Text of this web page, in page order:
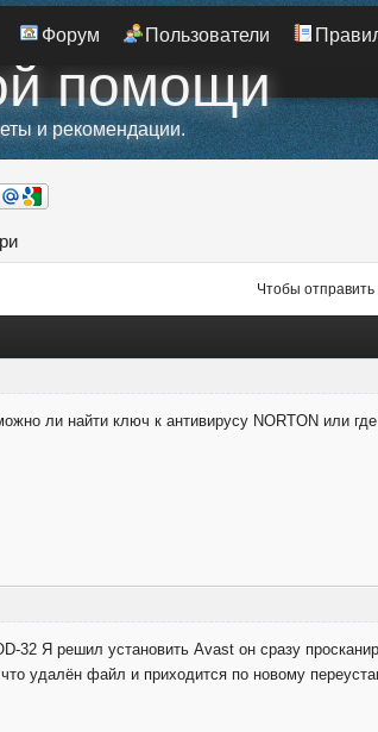
Форум Пользователи
помощи
и рекомендации.
Чтобы
ли найти ключ к антивирусу NORTON или
32 Я решил установить Avast он сразу
удалён файл и приходится по новому